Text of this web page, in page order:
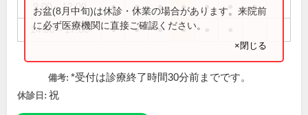
9:00～12:00 ● ● ● ● ● ●
14:00～17:00 ● ● ● ●
お盆(8月中旬)は休診・休業の場合があります。来院前
に必ず医療機関に直接ご確認ください。
×閉じる
備考: *受付は診療終了時間30分前までです。
休診日: 祝